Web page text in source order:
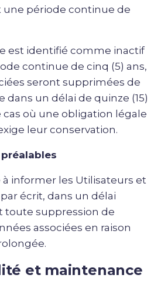
une période continue de
est identifié comme inactif
continue de cinq (5) ans,
seront supprimées de
dans un délai de quinze (15)
cas où une obligation légale
leur conservation.
à informer les Utilisateurs et
écrit, dans un délai
toute suppression de
associées en raison
et maintenance